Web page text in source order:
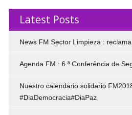
Latest Posts
News FM Sector Limpieza :
Agenda FM : 6.ª Conferência de
Nuestro calendario solidario
#DiaDemocracia#DiaPaz